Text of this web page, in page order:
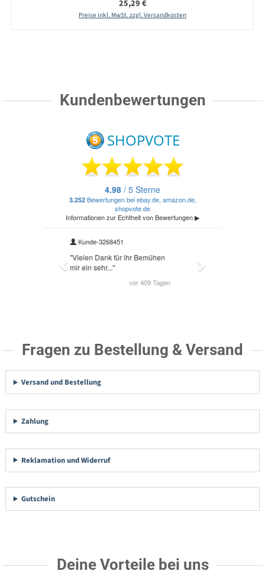
Regulärer Preis:
25,29 €
Preise inkl. MwSt. zzgl. Versandkosten
Kundenbewertungen
Fragen zu Bestellung & Versand
Versand und Bestellung
Zahlung
Reklamation und Widerruf
Gutschein
Deine Vorteile bei uns